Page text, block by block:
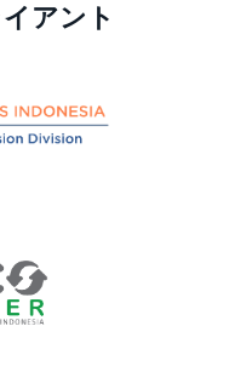
アント